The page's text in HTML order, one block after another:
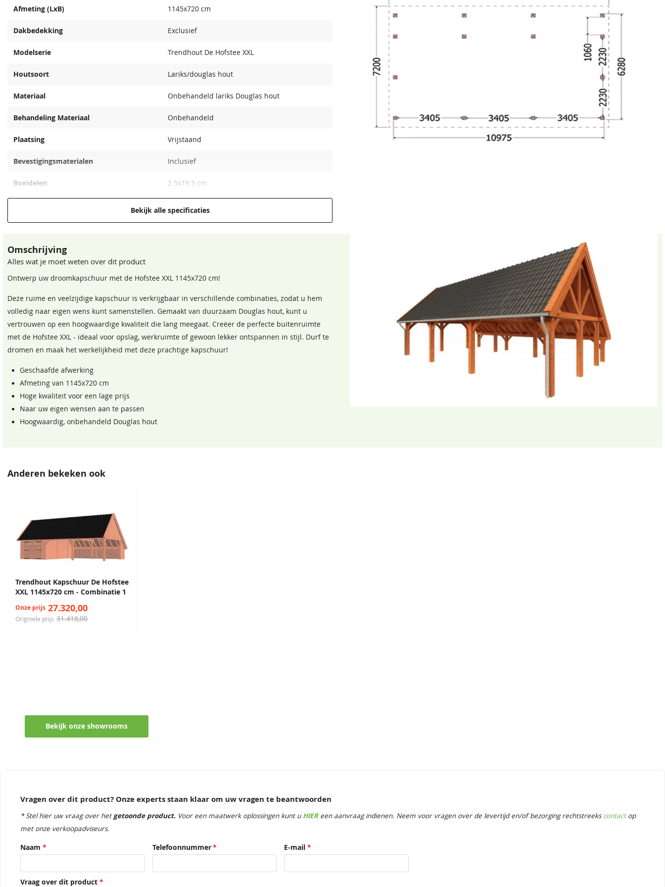
compleet
Afwerkplank vuren
1.730,00
Afmeting (LxB) 1145x720 cm
Dakbedekking Exclusief
Modelserie Trendhout De Hofstee XXL
Houtsoort Lariks/douglas hout
Materiaal Onbehandeld lariks Douglas hout
Behandeling Materiaal Onbehandeld
Plaatsing Vrijstaand
Bevestigingsmaterialen Inclusief
Boeidelen 2.5x19.5 cm
Afmeting robuuste staanders
Daktype Kapschuurdak
Wandhoogte achter 156 cm
1.8x14.5 cm
EAN code
Bekijk alle specificaties
Omschrijving
Alles wat je moet weten over dit product
Ontwerp uw droomkapschuur met de Hofstee XXL 1145x720 cm!
Deze ruime en veelzijdige kapschuur is verkrijgbaar in verschillende combinaties, zodat u hem
volledig naar eigen wens kunt samenstellen. Gemaakt van duurzaam Douglas hout, kunt u
vertrouwen op een hoogwaardige kwaliteit die lang meegaat. Creëer de perfecte buitenruimte
met de Hofstee XXL - ideaal voor opslag, werkruimte of gewoon lekker ontspannen in stijl. Durf te
dromen en maak het werkelijkheid met deze prachtige kapschuur!
Geschaafde afwerking
Afmeting van 1145x720 cm
Hoge kwaliteit voor een lage prijs
Naar uw eigen wensen aan te passen
Hoogwaardig, onbehandeld Douglas hout
Anderen bekeken ook
Trendhout Kapschuur De Hofstee
XXL 1145x720 cm - Combinatie 1
Originele prijs 31.418,00
Onze prijs 27.320,00
Bekijk onze showrooms
Vragen over dit product? Onze experts staan klaar om uw vragen te beantwoorden
* Stel hier uw vraag over het getoonde product. Voor een maatwerk oplossingen kunt u HIEReen aanvraag indienen. Neem voor vragen over de levertijd en/of bezorging rechtstreekscontactop
met onze verkoopadviseurs.
Naam Telefoonnummer E-mail
Vraag over dit product